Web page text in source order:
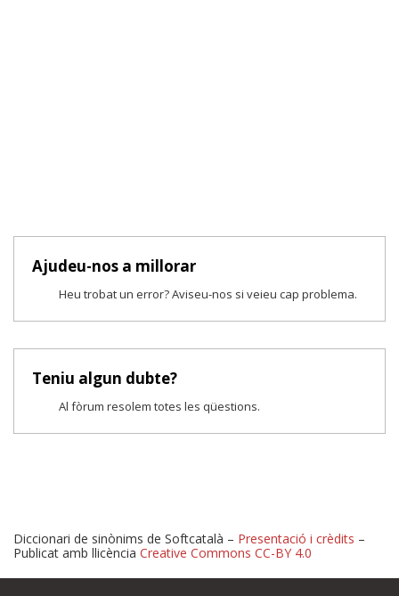
Ajudeu-nos a millorar
Heu trobat un error? Aviseu-nos si veieu cap problema.
Teniu algun dubte?
Al fòrum resolem totes les qüestions.
Diccionari de sinònims de Softcatalà – Presentació i crèdits –
Publicat amb llicència Creative Commons CC-BY 4.0